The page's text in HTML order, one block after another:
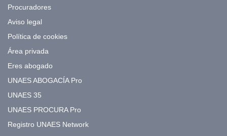
Procuradores
Aviso legal
Política de cookies
Área privada
Eres abogado
UNAES ABOGACÍA Pro
UNAES 35
UNAES PROCURA Pro
Registro UNAES Network